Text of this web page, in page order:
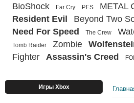
BioShock Far Cry PES METAL
Resident Evil
Beyond Two
Need For Speed
The Crew
Tomb Raider Zombie
Fighter
Assassin's Creed
Игры Xbox